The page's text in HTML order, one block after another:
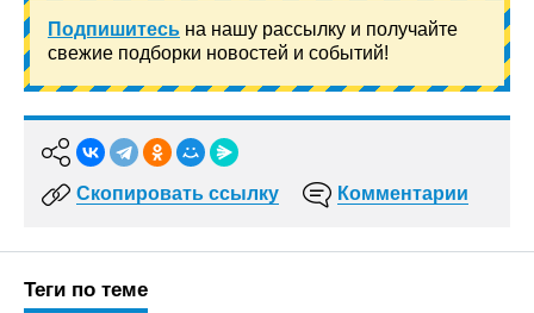
Подпишитесь на нашу рассылку и получайте
свежие подборки новостей и событий!
Скопировать ссылку Комментарии
Теги по теме